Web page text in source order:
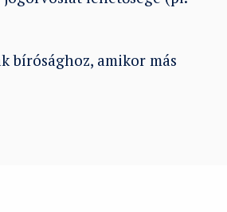
bírósághoz, amikor más